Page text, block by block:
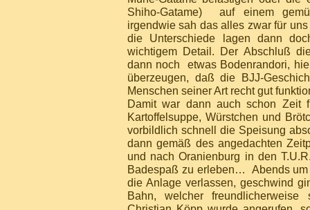
Shiho-Gatame) auf einem
irgendwie sah das alles zwar für
die Unterschiede lagen dann
wichtigem Detail. Der Abschluß
dann noch etwas Bodenrandori,
überzeugen, daß die BJJ-
Menschen seiner Art recht gut
Damit war dann auch schon Zeit
Kartoffelsuppe, Würstchen und
vorbildlich schnell die Speisung
dann gemäß des angedachten
und nach Oranienburg in den
Badespaß zu erleben… Abends
die Anlage verlassen, geschwind
Bahn, welcher